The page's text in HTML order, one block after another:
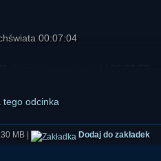
00:07:04
tego odcinka
MB | Dodaj do zakładek